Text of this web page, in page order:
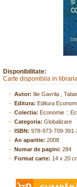
Disponibilitate:
Carte disponibila in
Autor: Ilie Gavrila ,
Editura: Editura
Colectia: Economie ::
Categoria: Globalizare
ISBN: 978-973-709-391-
An aparitie: 2008
Numar de pagini: 284
Format carte: 14 x 20